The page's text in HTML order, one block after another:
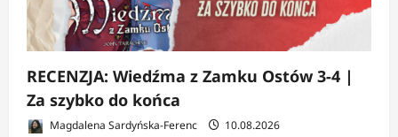
RECENZJA: Wiedźma z Zamku Ostów 3-4 |
Za szybko do końca
Magdalena Sardyńska-Ferenc 10.08.2026